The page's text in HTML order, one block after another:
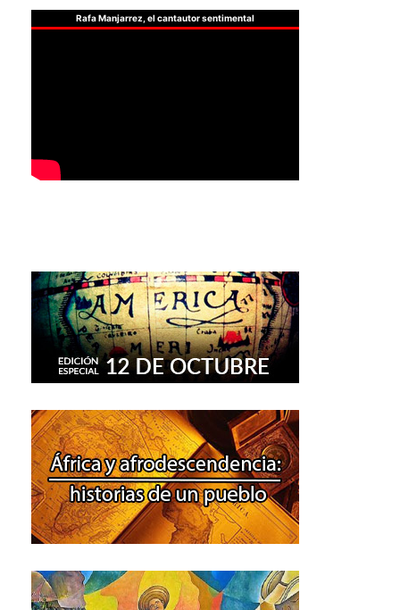
Rafa Manjarrez, el cantautor sentimental